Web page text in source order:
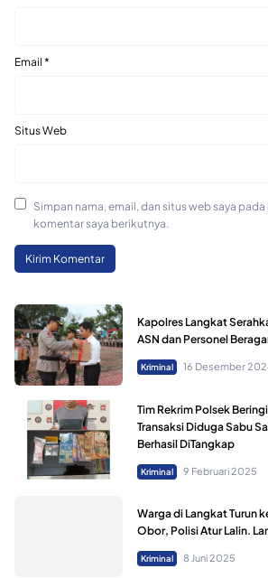
Email *
Situs Web
Simpan nama, email, dan situs web saya
komentar saya berikutnya.
Kapolres Langkat
ASN dan Personel
Kriminal 16 Desember
Tim Rekrim Polsek
Transaksi Diduga Sabu
Berhasil DiTangkap
Kriminal 9 Februari 2025
Warga di Langkat Turun
Obor, Polisi Atur Lalin.
Kriminal 8 Juni 2025